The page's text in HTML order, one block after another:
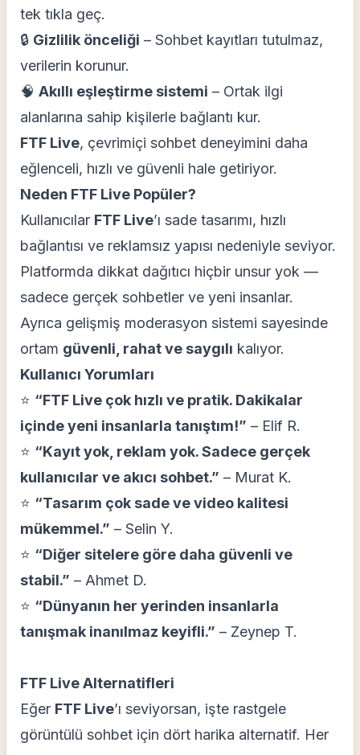
tek tıkla geç.
🔒 Gizlilik önceliği – Sohbet kayıtları tutulmaz,
verilerin korunur.
🧠 Akıllı eşleştirme sistemi – Ortak ilgi
alanlarına sahip kişilerle bağlantı kur.
FTF Live, çevrimiçi sohbet deneyimini daha
eğlenceli, hızlı ve güvenli hale getiriyor.
Neden FTF Live Popüler?
Kullanıcılar FTF Live’ı sade tasarımı, hızlı
bağlantısı ve reklamsız yapısı nedeniyle seviyor.
Platformda dikkat dağıtıcı hiçbir unsur yok —
sadece gerçek sohbetler ve yeni insanlar.
Ayrıca gelişmiş moderasyon sistemi sayesinde
ortam güvenli, rahat ve saygılı kalıyor.
Kullanıcı Yorumları
⭐ “FTF Live çok hızlı ve pratik. Dakikalar
içinde yeni insanlarla tanıştım!” – Elif R.
⭐ “Kayıt yok, reklam yok. Sadece gerçek
kullanıcılar ve akıcı sohbet.” – Murat K.
⭐ “Tasarım çok sade ve video kalitesi
mükemmel.” – Selin Y.
⭐ “Diğer sitelere göre daha güvenli ve
stabil.” – Ahmet D.
⭐ “Dünyanın her yerinden insanlarla
tanışmak inanılmaz keyifli.” – Zeynep T.
FTF Live Alternatifleri
Eğer FTF Live’ı seviyorsan, işte rastgele
görüntülü sohbet için dört harika alternatif. Her